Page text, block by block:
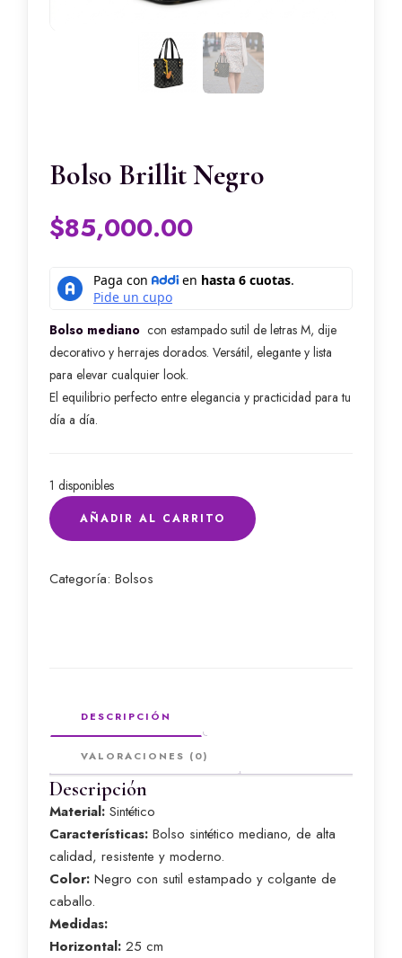
Bolso Brillit Negro
$85,000.00
Bolso mediano con estampado sutil de letras M, dije
decorativo y herrajes dorados. Versátil, elegante y lista
para elevar cualquier look.
El equilibrio perfecto entre elegancia y practicidad para tu
día a día.
1 disponibles
Bolso
Brillit
cantidad
AÑADIR AL CARRITO
Categoría: Bolsos
DESCRIPCIÓN
VALORACIONES (0)
Descripción
Material: Sintético
Características: Bolso sintético mediano, de alta
calidad, resistente y moderno.
Color: Negro con sutil estampado y colgante de
caballo.
Medidas:
Horizontal: 25 cm